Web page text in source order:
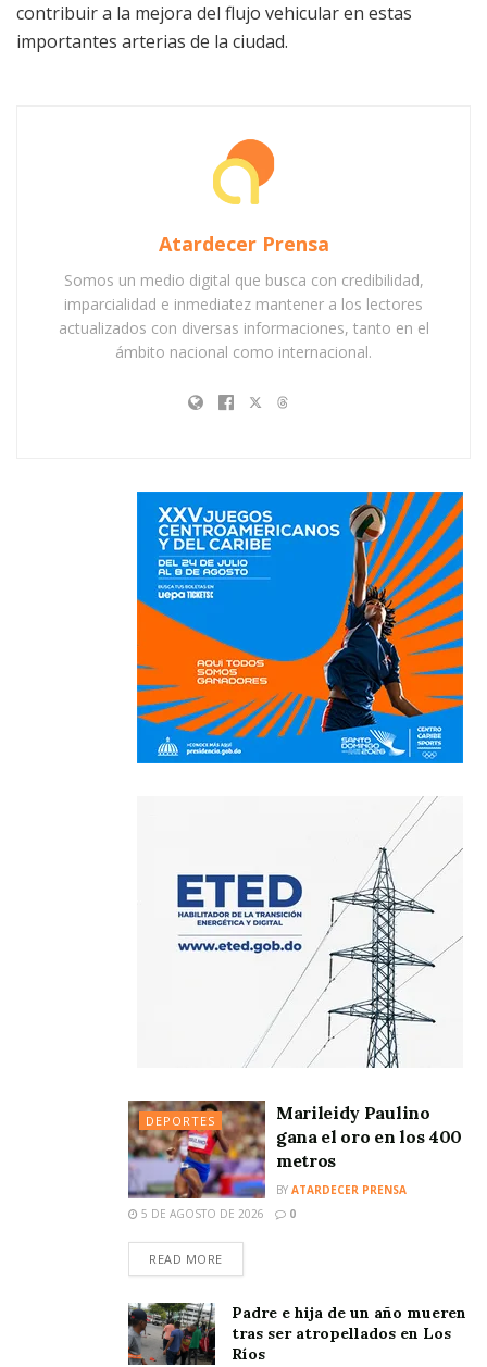
contribuir a la mejora del flujo vehicular en estas
importantes arterias de la ciudad.
Atardecer Prensa
Somos un medio digital que busca con credibilidad,
imparcialidad e inmediatez mantener a los lectores
actualizados con diversas informaciones, tanto en el
ámbito nacional como internacional.
DEPORTES
Marileidy Paulino
gana el oro en los 400
metros
BY ATARDECER PRENSA
5 DE AGOSTO DE 2026
0
READ MORE
Padre e hija de un año mueren
tras ser atropellados en Los
Ríos